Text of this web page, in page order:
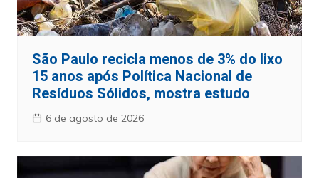
São Paulo recicla menos de 3% do lixo
15 anos após Política Nacional de
Resíduos Sólidos, mostra estudo
6 de agosto de 2026